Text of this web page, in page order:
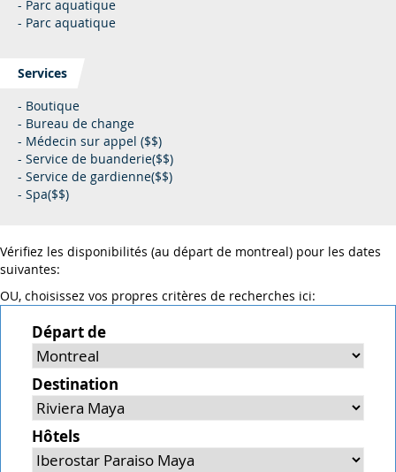
- Parc aquatique
- Parc aquatique
Services
- Boutique
- Bureau de change
- Médecin sur appel ($$)
- Service de buanderie($$)
- Service de gardienne($$)
- Spa($$)
Vérifiez les disponibilités (au départ de montreal) pour les dates
suivantes:
OU, choisissez vos propres critères de recherches ici:
Départ de
Destination
Hôtels